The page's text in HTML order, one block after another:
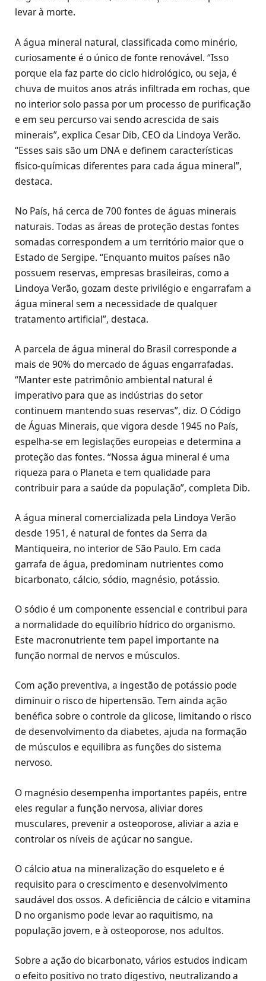
levar à morte.
A água mineral natural, classificada como minério,
curiosamente é o único de fonte renovável. “Isso
porque ela faz parte do ciclo hidrológico, ou seja, é
chuva de muitos anos atrás infiltrada em rochas, que
no interior solo passa por um processo de purificação
e em seu percurso vai sendo acrescida de sais
minerais”, explica Cesar Dib, CEO da Lindoya Verão.
“Esses sais são um DNA e definem características
físico-químicas diferentes para cada água mineral”,
destaca.
No País, há cerca de 700 fontes de águas minerais
naturais. Todas as áreas de proteção destas fontes
somadas correspondem a um território maior que o
Estado de Sergipe. “Enquanto muitos países não
possuem reservas, empresas brasileiras, como a
Lindoya Verão, gozam deste privilégio e engarrafam a
água mineral sem a necessidade de qualquer
tratamento artificial”, destaca.
A parcela de água mineral do Brasil corresponde a
mais de 90% do mercado de águas engarrafadas.
“Manter este patrimônio ambiental natural é
imperativo para que as indústrias do setor
continuem mantendo suas reservas”, diz. O Código
de Águas Minerais, que vigora desde 1945 no País,
espelha-se em legislações europeias e determina a
proteção das fontes. “Nossa água mineral é uma
riqueza para o Planeta e tem qualidade para
contribuir para a saúde da população”, completa Dib.
A água mineral comercializada pela Lindoya Verão
desde 1951, é natural de fontes da Serra da
Mantiqueira, no interior de São Paulo. Em cada
garrafa de água, predominam nutrientes como
bicarbonato, cálcio, sódio, magnésio, potássio.
O sódio é um componente essencial e contribui para
a normalidade do equilíbrio hídrico do organismo.
Este macronutriente tem papel importante na
função normal de nervos e músculos.
Com ação preventiva, a ingestão de potássio pode
diminuir o risco de hipertensão. Tem ainda ação
benéfica sobre o controle da glicose, limitando o risco
de desenvolvimento da diabetes, ajuda na formação
de músculos e equilibra as funções do sistema
nervoso.
O magnésio desempenha importantes papéis, entre
eles regular a função nervosa, aliviar dores
musculares, prevenir a osteoporose, aliviar a azia e
controlar os níveis de açúcar no sangue.
O cálcio atua na mineralização do esqueleto e é
requisito para o crescimento e desenvolvimento
saudável dos ossos. A deficiência de cálcio e vitamina
D no organismo pode levar ao raquitismo, na
população jovem, e à osteoporose, nos adultos.
Sobre a ação do bicarbonato, vários estudos indicam
o efeito positivo no trato digestivo, neutralizando a